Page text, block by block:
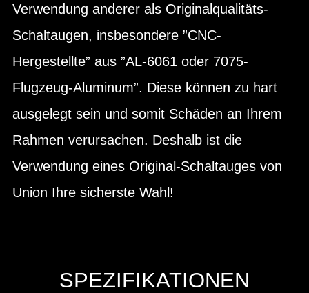
Verwendung anderer als Originalqualitäts-
Schaltaugen, insbesondere ”CNC-
Hergestellte” aus ”AL-6061 oder 7075-
Flugzeug-Aluminum”. Diese können zu hart
ausgelegt sein und somit Schäden an Ihrem
Rahmen verursachen. Deshalb ist die
Verwendung eines Original-Schaltauges von
Union Ihre sicherste Wahl!
SPEZIFIKATIONEN